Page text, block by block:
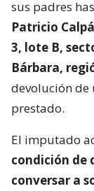
sus padres
Patricio
3, lote B,
Bárbara,
devolución
prestado.
El imputado
condición de
conversar a